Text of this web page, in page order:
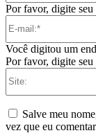
Por favor, digite seu
Você digitou um
Por favor, digite
Salve meu
vez que eu